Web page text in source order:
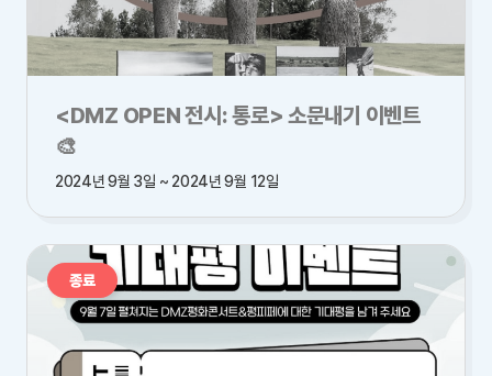
<DMZ OPEN 전시: 통로> 소문내기 이벤트
🎨
2024년 9월 3일 ~ 2024년 9월 12일
종료